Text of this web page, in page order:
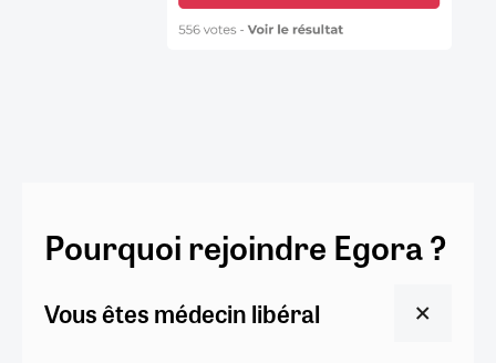
Pourquoi rejoindre Egora ?
Vous êtes médecin libéral